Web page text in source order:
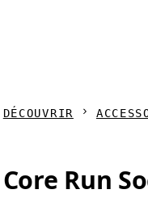
DÉCOUVRIR
Core Run